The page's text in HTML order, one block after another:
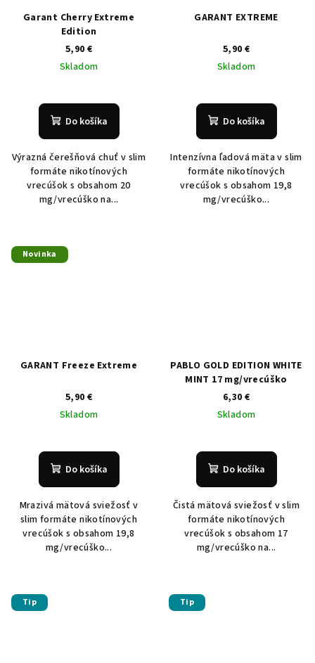
Garant Cherry Extreme
Edition
5,90 €
Skladom
Do košíka
Výrazná čerešňová chuť v slim
formáte nikotínových
vrecúšok s obsahom 20
mg/vrecúško na...
GARANT EXTREME
5,90 €
Skladom
Do košíka
Intenzívna ľadová mäta v slim
formáte nikotínových
vrecúšok s obsahom 19,8
mg/vrecúško...
Novinka
GARANT Freeze Extreme
5,90 €
Skladom
Do košíka
Mrazivá mätová sviežosť v
slim formáte nikotínových
vrecúšok s obsahom 19,8
mg/vrecúško...
PABLO GOLD EDITION WHITE
MINT 17 mg/vrecúško
6,30 €
Skladom
Do košíka
Čistá mätová sviežosť v slim
formáte nikotínových
vrecúšok s obsahom 17
mg/vrecúško na...
Tip Tip